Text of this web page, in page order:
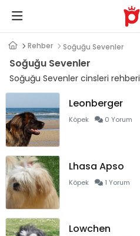
Rehber Soğuğu Sevenler
Soğuğu Sevenler
Soğuğu Sevenler cinsleri rehberi
Leonberger
Köpek 0 Yorum
Lhasa Apso
Köpek 1 Yorum
Lowchen